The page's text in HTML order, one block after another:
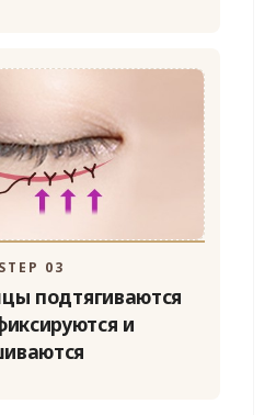
STEP 03
подтягиваются
и